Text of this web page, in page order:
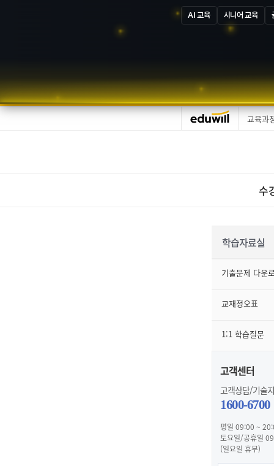
AI 교육 시니어 교육
교육과
수
학습자료실
기출문제 다운
교재정오표
1:1 학습질문
고객센터
고객상담/기술
1600-6700
평일 09:00 ~
토요일/공휴일
(일요일 휴무)